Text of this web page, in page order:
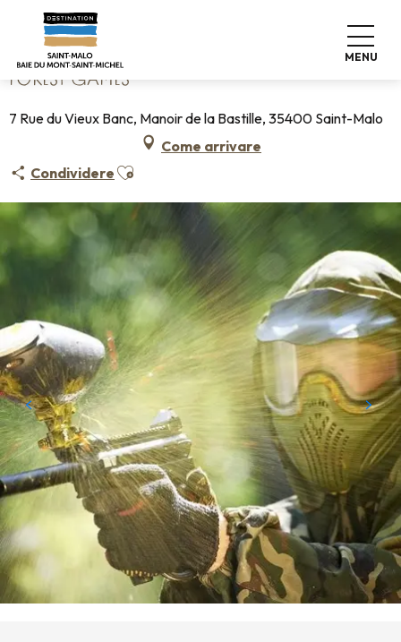
contenu
principal
MENU
Home Forest Games
FOREST GAMES
7 Rue du Vieux Banc, Manoir de la Bastille, 35400 Saint-Malo
Come arrivare
Condividere Ajouter aux favoris